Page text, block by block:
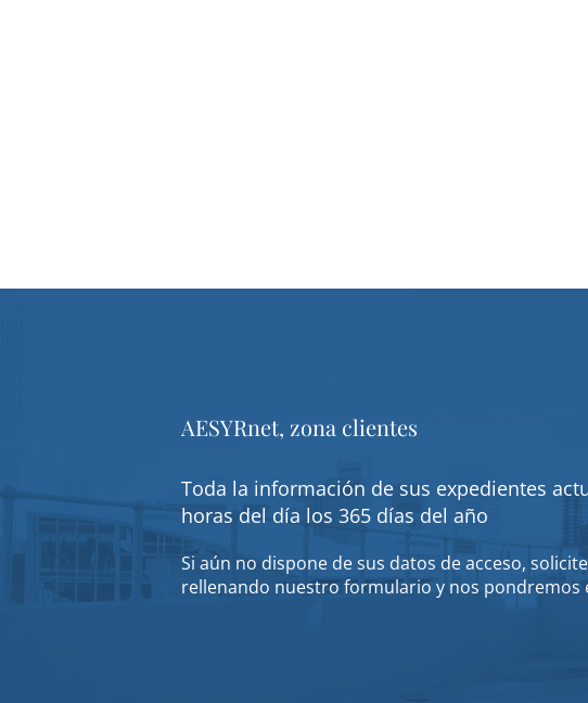
AESYRnet, zona clientes
Toda la información de sus expedientes
horas del día los 365 días del año
Si aún no dispone de sus datos de acceso,
rellenando nuestro formulario y nos pondremos